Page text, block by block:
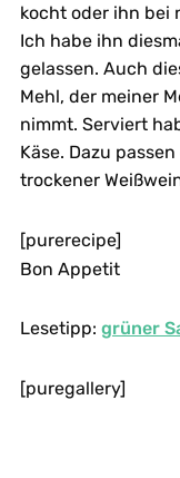
kocht oder ihn bei
Ich habe ihn
gelassen. Auch
Mehl, der meiner
nimmt. Serviert
Käse. Dazu passen
trockener
[purerecipe]
Bon Appetit
Lesetipp: grüner
[puregallery]